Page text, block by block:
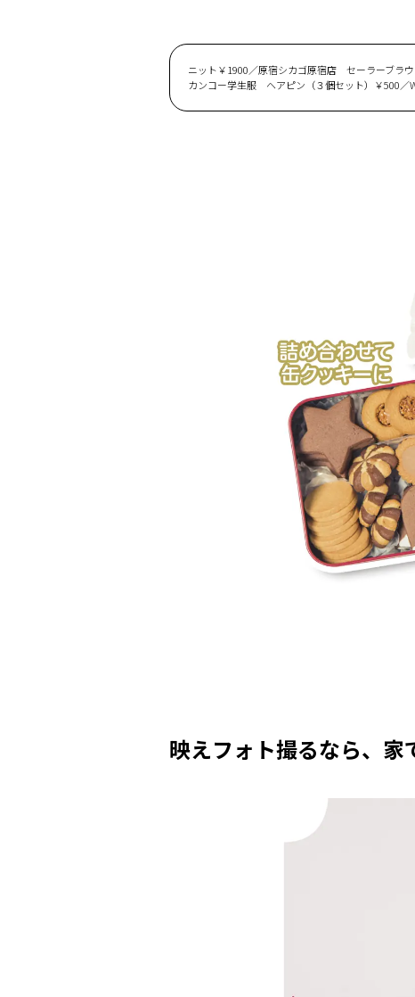
ニット￥1900／原宿シカゴ原宿店 セーラーブラ
カンコー学生服 ヘアピン（３個セット）￥500／
映えフォト撮るなら、家